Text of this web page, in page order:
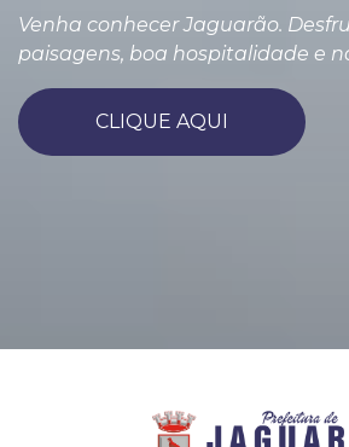
Venha conhecer Jaguarão.
paisagens, boa hospitalidade e
CLIQUE AQUI